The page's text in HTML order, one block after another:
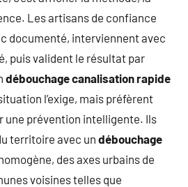
Les artisans de confiance
documenté, interviennent avec
puis valident le résultat par
débouchage canalisation rapide
l’exige, mais préfèrent
une prévention intelligente. Ils
territoire avec un débouchage
des axes urbains de
voisines telles que